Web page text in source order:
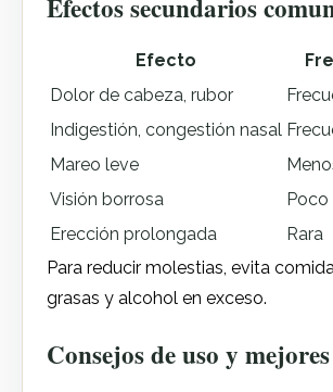
Efectos secundarios
Efecto
Dolor de cabeza, rubor
Indigestión, congestión nasal
Mareo leve
Visión borrosa
Erección prolongada
Rara
Para reducir molestias, evita
grasas y alcohol en exceso.
Consejos de uso y